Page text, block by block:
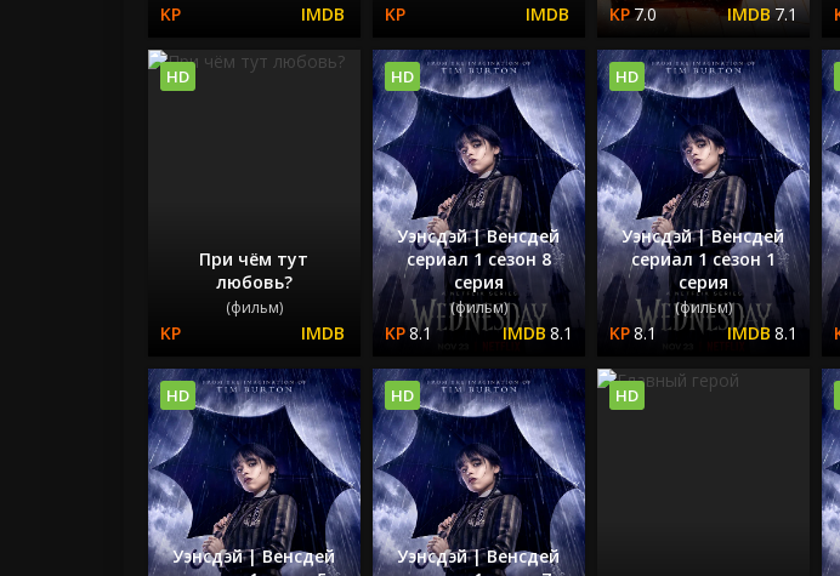
7.0 7.1
При чём тут
любовь?
(фильм)
HD
Уэнсдэй | Венсдей
сериал 1 сезон 8
серия
(фильм)
8.1 8.1
HD
Уэнсдэй | Венсдей
сериал 1 сезон 1
серия
(фильм)
8.1 8.1
HD
Уэнсдэй | Венсдей
HD
Уэнсдэй | Венсдей
HD HD